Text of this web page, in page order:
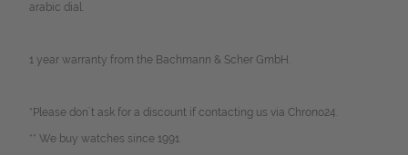
arabic dial.
1 year warranty from the Bachmann & Scher GmbH.
*Please don`t ask for a discount if contacting us via Chrono24.
** We buy watches since 1991.